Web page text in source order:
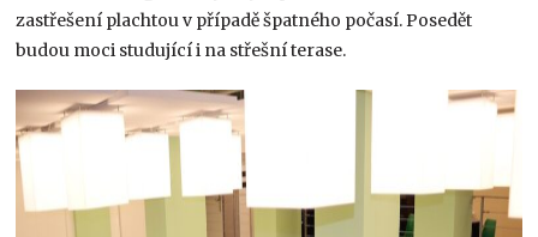
zastřešení plachtou v případě špatného počasí. Posedět
budou moci studující i na střešní terase.